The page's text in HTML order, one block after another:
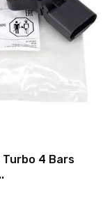
4 Bars